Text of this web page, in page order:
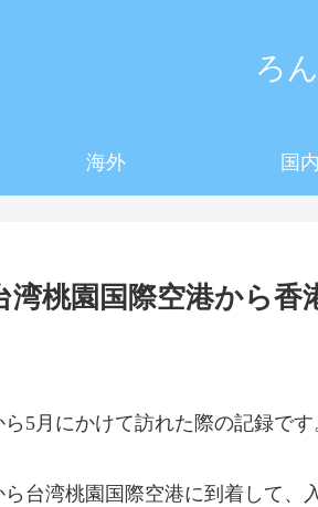
ろ
海外 国内
湾桃園国際空港から香
5月にかけて訪れた際の記録です
台湾桃園国際空港に到着して、